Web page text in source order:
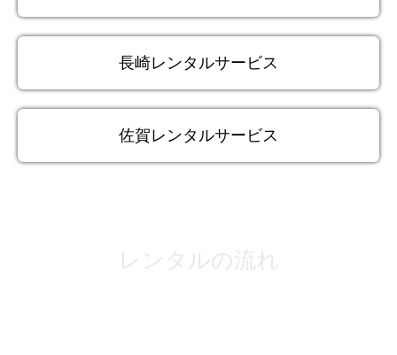
長崎レンタルサービス
佐賀レンタルサービス
1